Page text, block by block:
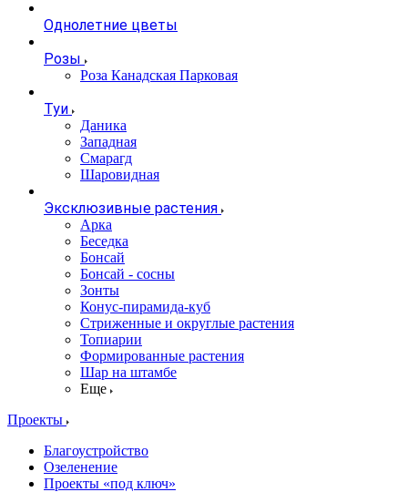
Однолетние цветы
Розы
Роза Канадская Парковая
Туи
Даника
Западная
Смарагд
Шаровидная
Эксклюзивные растения
Арка
Беседка
Бонсай
Бонсай - сосны
Зонты
Конус-пирамида-куб
Стриженные и округлые растения
Топиарии
Формированные растения
Шар на штамбе
Еще
Проекты
Благоустройство
Озеленение
Проекты «под ключ»